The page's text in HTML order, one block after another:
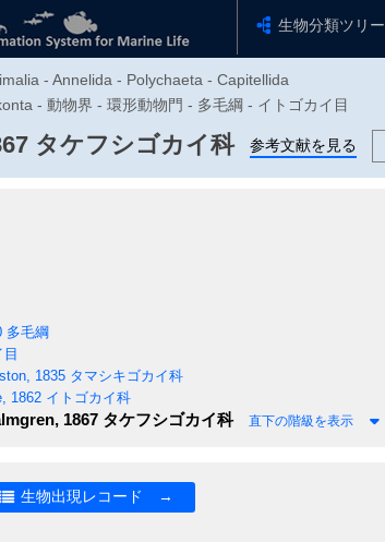
生物分類ツリー
- Annelida - Polychaeta - Capitellida
- 動物界 - 環形動物門 - 多毛綱 - イトゴカイ目
タケフシゴカイ科 参考文献を見る
多毛綱
1835 タマシキゴカイ科
1862 イトゴカイ科
1867 タケフシゴカイ科 直下の階級を表示
生物出現レコード →